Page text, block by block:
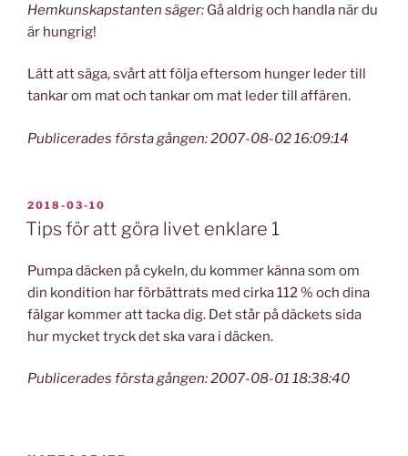
Hemkunskapstanten säger: Gå aldrig och handla när du
är hungrig!
Lätt att säga, svårt att följa eftersom hunger leder till
tankar om mat och tankar om mat leder till affären.
Publicerades första gången: 2007-08-02 16:09:14
PUBLICERAT
2018-03-10
Tips för att göra livet enklare 1
Pumpa däcken på cykeln, du kommer känna som om
din kondition har förbättrats med cirka 112 % och dina
fälgar kommer att tacka dig. Det står på däckets sida
hur mycket tryck det ska vara i däcken.
Publicerades första gången: 2007-08-01 18:38:40